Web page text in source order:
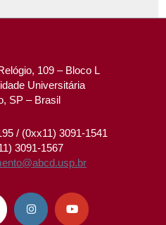
109 – Bloco L
Universitária
SP – Brasil
/ (0xx11) 3091-1541
3091-1567
 